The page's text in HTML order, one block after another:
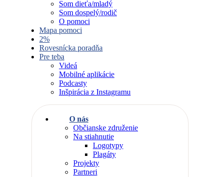
Som dieťa/mladý
Som dospelý/rodič
O pomoci
Mapa pomoci
2%
Rovesnícka poradňa
Pre teba
Videá
Mobilné aplikácie
Podcasty
Inšpirácia z Instagramu
O nás
Občianske združenie
Na stiahnutie
Logotypy
Plagáty
Projekty
Partneri